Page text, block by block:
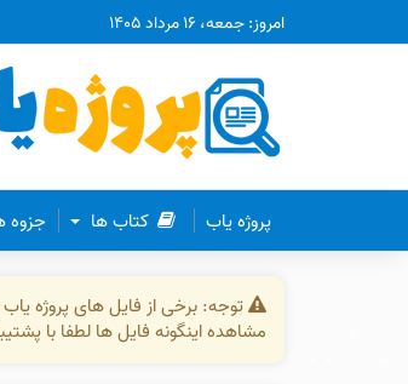
امروز: جمعه، ۱۶ مرداد ۱۴۰۵
پروژه یاب کتاب ها جزوه
توجه: برخی از فایل های پروژه
مشاهده اینگونه فایل ها لطفا با